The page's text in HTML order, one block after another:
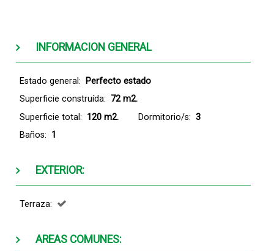
INFORMACION GENERAL
Estado general:
Perfecto estado
Superficie construída: 72 m2.
Superficie total: 120 m2. Dormitorio/s: 3
Baños: 1
EXTERIOR:
Terraza:
AREAS COMUNES: